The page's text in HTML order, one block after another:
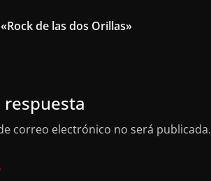
de las dos Orillas»
respuesta
correo electrónico no será publicada.